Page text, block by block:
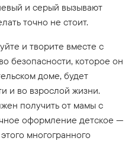
и серый вызывают
точно не стоит.
и творите вместе с
безопасности, которое он
доме, будет
и во взрослой жизни.
получить от мамы с
оформление детское —
многогранного